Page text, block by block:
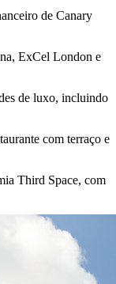
de Canary
ExCel London e
de luxo, incluindo
com terraço e
Third Space, com